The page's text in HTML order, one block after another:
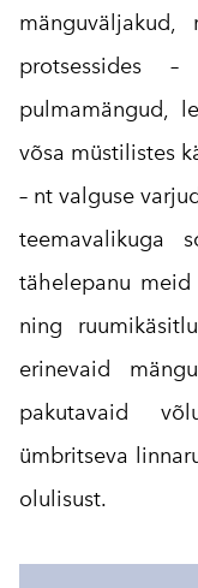
protsessides
pulmamängud,
võsa müstilistes
– nt valguse
teemavalikuga
tähelepanu meid
ning
erinevaid
pakutavaid
ümbritseva
olulisust.